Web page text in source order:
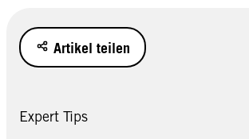
Artikel teilen
Expert Tips